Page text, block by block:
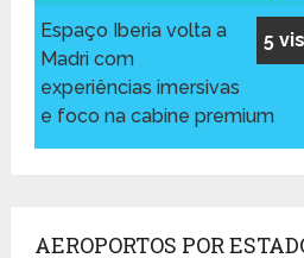
5
Espaço Iberia volta a
Madri com
experiências imersivas
e foco na cabine premium
AEROPORTOS POR